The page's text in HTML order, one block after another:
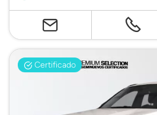
Certificado